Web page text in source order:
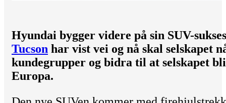
Hyundai bygger videre på sin SUV-
Tucson har vist vei og nå skal selskapet
kundegrupper og bidra til at selskapet
Europa.